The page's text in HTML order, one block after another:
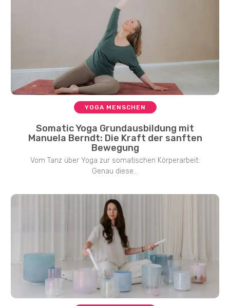
YOGA MENSCHEN
Somatic Yoga Grundausbildung mit
Manuela Berndt: Die Kraft der sanften
Bewegung
Vom Tanz über Yoga zur somatischen Körperarbeit:
Genau diese...